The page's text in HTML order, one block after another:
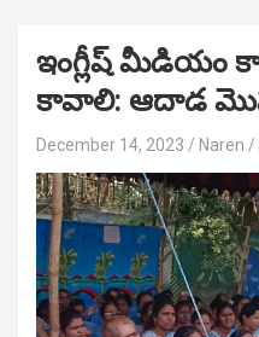
ఇంగ్లీష్ మీడియం
కావాలి: ఆదాడ
December 14, 2023 Naren